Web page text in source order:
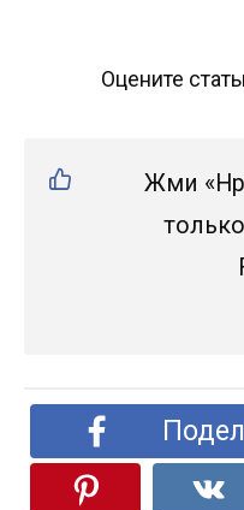
Оцените
Жми